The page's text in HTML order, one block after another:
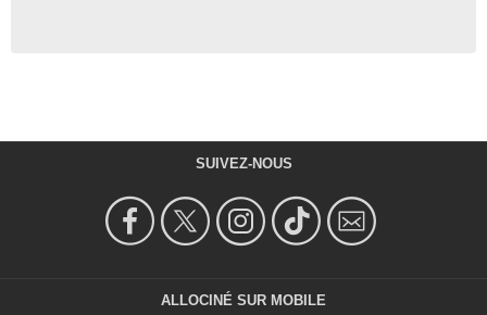
SUIVEZ-NOUS
ALLOCINÉ SUR MOBILE